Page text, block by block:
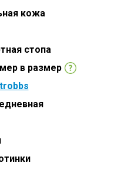
кожа
стопа
в размер